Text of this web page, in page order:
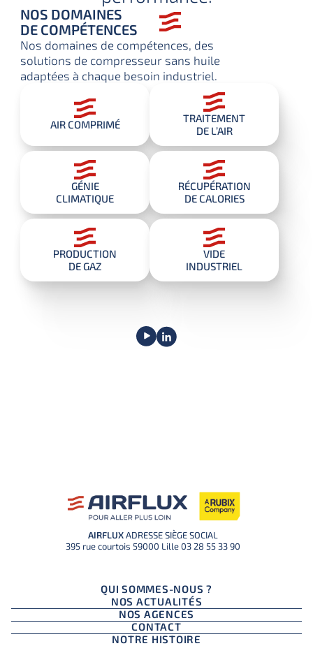
NOS DOMAINES
DE COMPÉTENCES
Nos domaines de compétences, des
solutions de compresseur sans huile
adaptées à chaque besoin industriel.
AIR COMPRIMÉ
TRAITEMENT
DE L’AIR
GÉNIE
CLIMATIQUE
RÉCUPÉRATION
DE CALORIES
PRODUCTION
DE GAZ
VIDE
INDUSTRIEL
AIRFLUXADRESSE SIÈGE SOCIAL
395 rue courtois 59000 Lille03 28 55 33 90
QUI SOMMES-NOUS ?
NOS AGENCES
NOTRE HISTOIRE
NOS ACTUALITÉS
CONTACT